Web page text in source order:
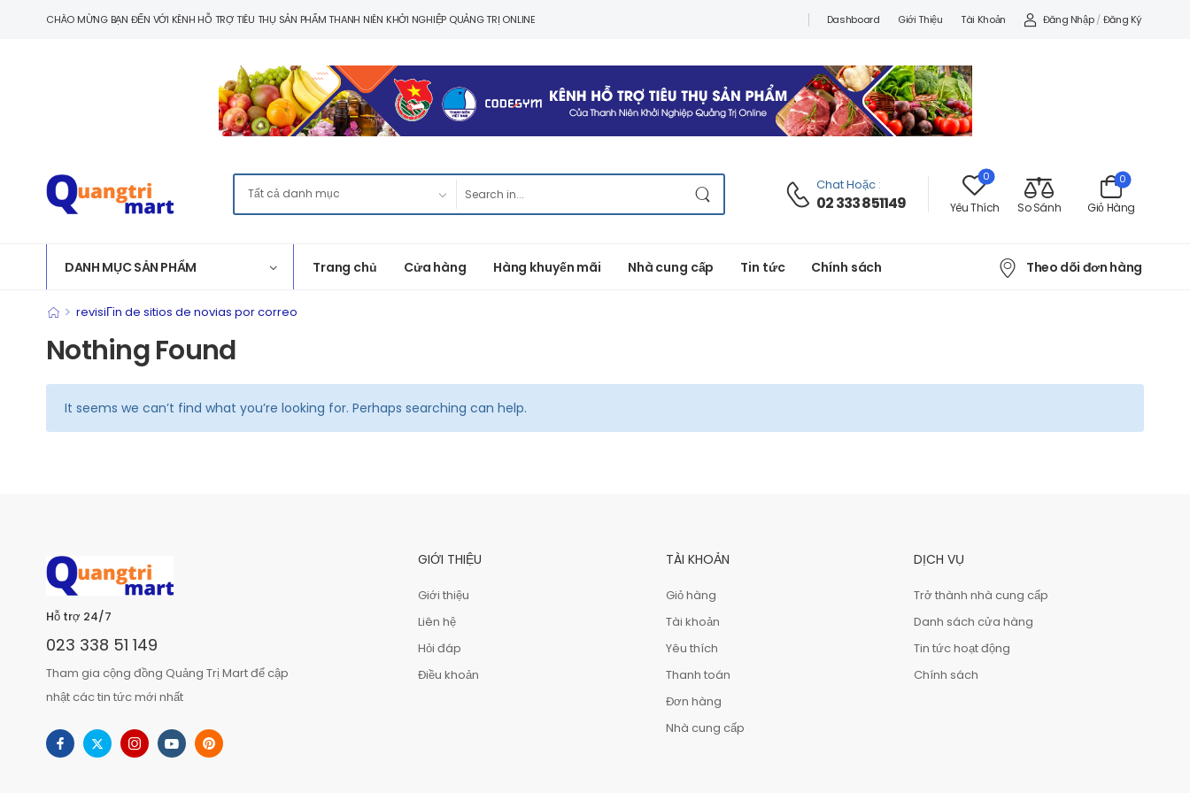
CHÀO MỪNG BẠN ĐẾN VỚI KÊNH HỖ TRỢ TIÊU THỤ SẢN PHẨM THANH NIÊN KHỞI NGHIỆP QUẢNG TRỊ ONLINE Dashboard Giới Thiệu Tài Khoản Đăng Nhập / Đăng Ký
Chat Hoặc :
02 333 851149
0
Yêu Thích So Sánh Giỏ Hàng
0
DANH MỤC SẢN PHẨM Trang chủ Cửa hàng Hàng khuyến mãi Nhà cung cấp Tin tức Chính sách Theo dõi đơn hàng
> revisiГіn de sitios de novias por correo
Nothing Found
It seems we can’t find what you’re looking for. Perhaps searching can help.
Hỗ trợ 24/7
023 338 51 149
Tham gia cộng đồng Quảng Trị Mart để cập
nhật các tin tức mới nhất
GIỚI THIỆU
Giới thiệu
Liên hệ
Hỏi đáp
Điều khoản
TÀI KHOẢN
Giỏ hàng
Tài khoản
Yêu thích
Thanh toán
Đơn hàng
Nhà cung cấp
DỊCH VỤ
Trở thành nhà cung cấp
Danh sách cửa hàng
Tin tức hoạt động
Chính sách